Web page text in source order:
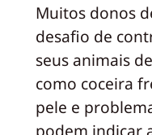
Muitos donos
desafio de
seus animais
como coceira
pele e
podem indicar